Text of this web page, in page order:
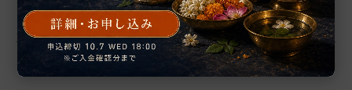
ドーシャ対策
インド占星術